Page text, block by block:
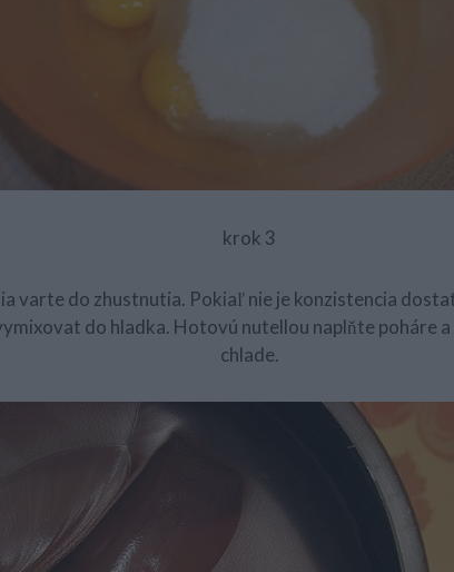
krok 3
varte do zhustnutia. Pokiaľ nie je konzistencia
do hladka. Hotovú nutellou naplňte poháre
chlade.